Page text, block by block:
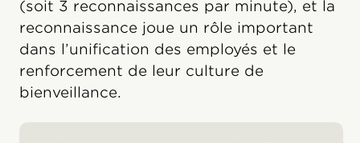
(soit 3 reconnaissances par minute), et la
reconnaissance joue un rôle important
dans l’unification des employés et le
renforcement de leur culture de
bienveillance.